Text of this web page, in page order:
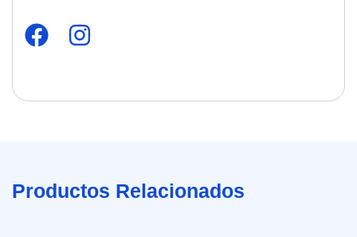
Productos Relacionados